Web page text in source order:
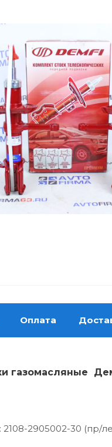
Оплата
газомасляные
2905002-30 (пр/